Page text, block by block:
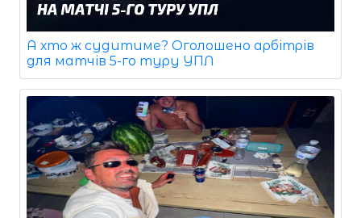
А хто ж судитиме? Оголошено арбітрів
для матчів 5-го туру УПЛ